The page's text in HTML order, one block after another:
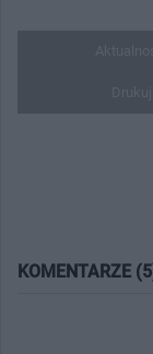
KOMENTARZE